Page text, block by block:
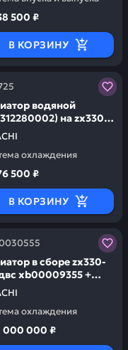
500 ₽
В КОРЗИНУ
гарантию
водяной
на zx330
SB3725
охлаждения
запчасти у
500 ₽
В КОРЗИНУ
гарантию
в сборе zx330-
xb00009355 +
xb00009358 + интер
HITACHI
охлаждения
запчасти у
000 000 ₽